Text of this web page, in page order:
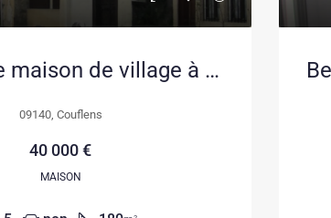
Magnifique maison de village à Couflens – Proche station et nature
09140, Couflens
40 000 €
MAISON